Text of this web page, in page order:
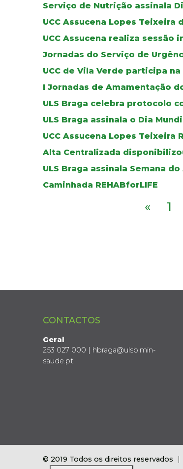
Serviço de Nutrição assinala
UCC Assucena Lopes
UCC Assucena realiza
Jornadas do Serviço de
UCC de Vila Verde participa na
I Jornadas de Amamentação
ULS Braga celebra protocolo
ULS Braga assinala o Dia
UCC Assucena Lopes Teixeira
Alta Centralizada
ULS Braga assinala Semana
Caminhada REHABforLIFE
« 1
CONTACTOS
Geral
253 027 000 | hbraga@ulsb.min-
saude.pt
© 2019 Todos os direitos reservados